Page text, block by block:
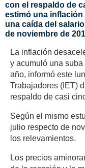
con el respaldo de
estimó una inflación
una caída del
de noviembre de
La inflación
y acumuló una
año, informó este
Trabajadores (IET)
respaldo de casi
Según el mismo
julio respecto de
los relevamientos.
Los precios